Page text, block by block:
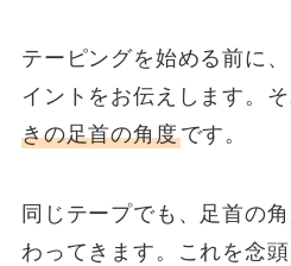
テーピングを始める前に
イントをお伝えします。
きの足首の角度です。
同じテープでも、足首の
わってきます。これを念